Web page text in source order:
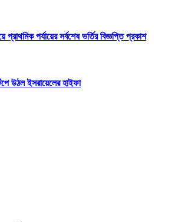
পর্যায়ের সর্বশেষ ভর্তির বিজ্ঞপ্তি প্রকাশ
উঠল ইসরায়েলের হাইফা